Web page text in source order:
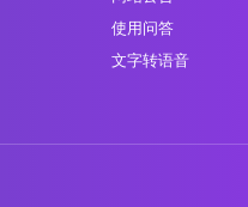
使用问答
文字转语音